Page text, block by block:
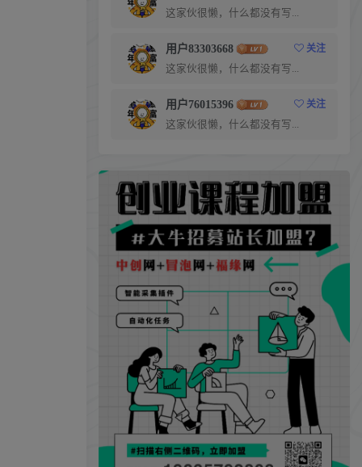
这家伙很懒，什么都没有写...
用户83303668
关注
这家伙很懒，什么都没有写...
用户76015396
关注
这家伙很懒，什么都没有写...